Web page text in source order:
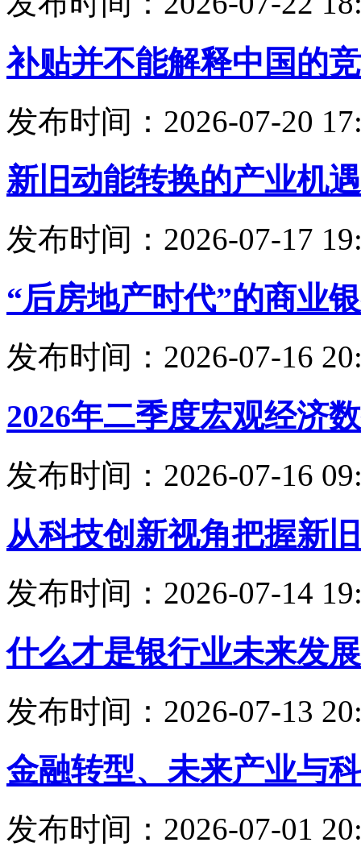
补贴并不能解释中国的
发布时间：2026-07-20
新旧动能转换的产业机
发布时间：2026-07-17
“后房地产时代”的商业
发布时间：2026-07-16
2026年二季度宏观经济
发布时间：2026-07-16
从科技创新视角把握新
发布时间：2026-07-14
什么才是银行业未来发
发布时间：2026-07-13
金融转型、未来产业与
发布时间：2026-07-01